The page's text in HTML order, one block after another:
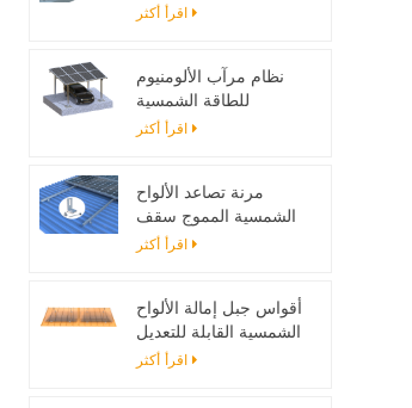
اقرأ أكثر
نظام مرآب الألومنيوم
للطاقة الشمسية
اقرأ أكثر
مرنة تصاعد الألواح
الشمسية المموج سقف
تصاعد بين قوسين
اقرأ أكثر
أقواس جبل إمالة الألواح
الشمسية القابلة للتعديل
مصممة لأنظمة الطاقة
اقرأ أكثر